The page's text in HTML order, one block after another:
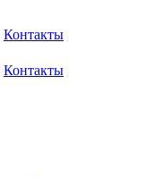
Контакты
Контакты